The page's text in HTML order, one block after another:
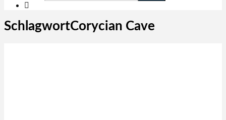
SchlagwortCorycian Cave